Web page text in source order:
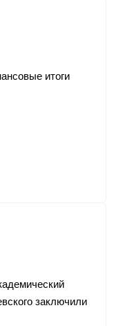
итоги
заключили